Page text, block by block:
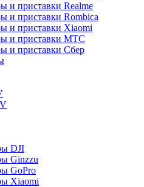
и приставки Realme
и приставки Rombica
и приставки Xiaomi
и приставки МТС
и приставки Сбер
DJI
Ginzzu
GoPro
Xiaomi